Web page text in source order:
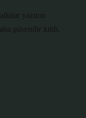
yazının
güvenilir kıldı.